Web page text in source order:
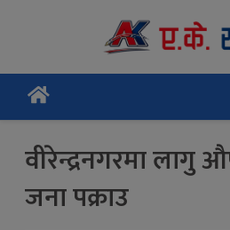
वीरेन्द्रनगरमा लागु
जना पक्राउ